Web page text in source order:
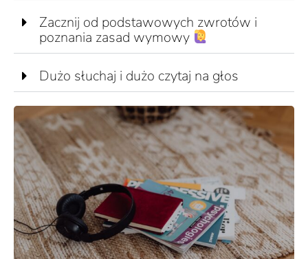
Zacznij od podstawowych zwrotów i
poznania zasad wymowy
Dużo słuchaj i dużo czytaj na głos